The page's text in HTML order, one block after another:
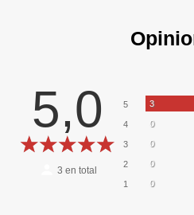
5,0
3 en total
5 3
4 0
3 0
2 0
1 0